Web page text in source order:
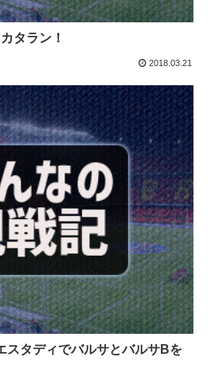
タラン！
2018.03.21
スタディでバルサとバルサBを